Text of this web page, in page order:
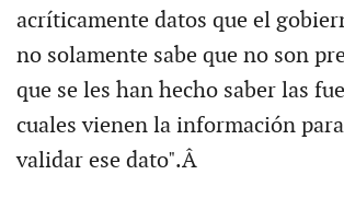
acríticamente datos que el
no solamente sabe que no son
que se les han hecho saber las
cuales vienen la información
validar ese dato".Â